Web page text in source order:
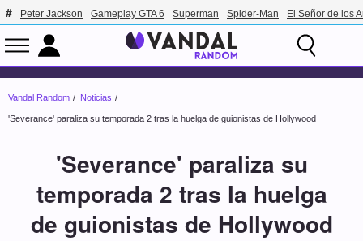
Peter Jackson Gameplay GTA 6 Superman Spider-Man El Señor de los
Vandal Random Noticias
'Severance' paraliza su temporada 2 tras la huelga de guionistas de Hollywood
'Severance' paraliza su
temporada 2 tras la huelga
de guionistas de Hollywood